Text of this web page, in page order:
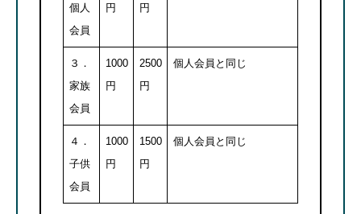
個人
会員
円
円
３．
家族
会員
1000
円
2500
円
個人会員と同じ
４．
子供
会員
1000
円
1500
円
個人会員と同じ